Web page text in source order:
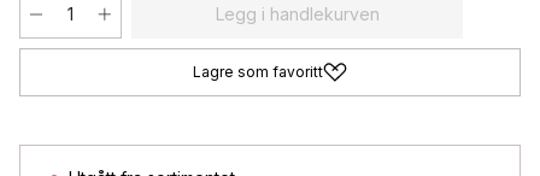
Legg i handlekurven
Lagre som favoritt